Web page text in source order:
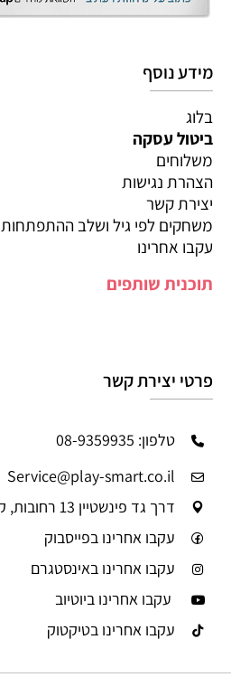
מידע נוסף
בלוג
ביטול עסקה
משלוחים
הצהרת נגישות
יצירת קשר
משחקים לפי גיל ושלב ההתפתחות
עקבו אחרינו
תוכנית שותפים
פרטי יצירת קשר
טלפון: 08-9359935
Service@play-smart.co.il
דרך גד פינשטיין 13 רחובות, קומה 3, מחסן 303
עקבו אחרינו בפייסבוק
עקבו אחרינו באינסטגרם
עקבו אחרינו ביוטיוב
עקבו אחרינו בטיקטוק